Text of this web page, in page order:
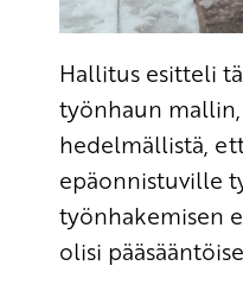
Hallitus esitteli
työnhaun
hedelmällistä,
epäonnistuville
työnhakemisen
olisi